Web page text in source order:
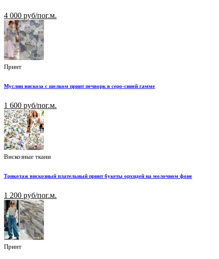
4 000 руб/пог.м.
Принт
Муслин вискоза с шелком принт печворк в серо-синей гамме
1 600 руб/пог.м.
Вискозные ткани
Трикотаж вискозный плательный принт букеты орхидей на молочном фоне
1 200 руб/пог.м.
Принт